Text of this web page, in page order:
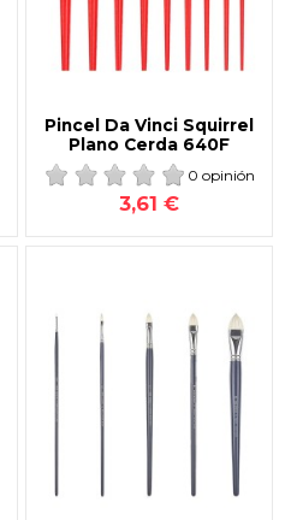
Pincel Da Vinci Squirrel
Plano Cerda 640F
0 opinión
3,61 €